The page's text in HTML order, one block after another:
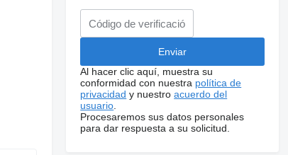
Al hacer clic aquí, muestra su
conformidad con nuestra política de
privacidad y nuestroacuerdo del
usuario
Procesaremos sus datos personales
para dar respuesta a su solicitud.